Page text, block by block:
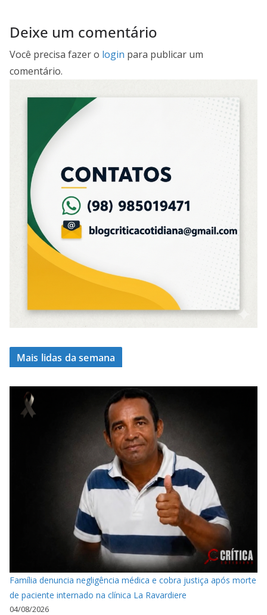
Deixe um comentário
Você precisa fazer o login para publicar um
comentário.
Mais lidas da semana
Família denuncia negligência médica e cobra justiça após morte
de paciente internado na clínica La Ravardiere
04/08/2026